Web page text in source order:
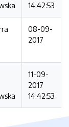
14:42:53
08-09-
2017
11-09-
2017
14:42:53